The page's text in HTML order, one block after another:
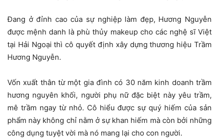
Đang ở đỉnh cao của sự nghiệp làm đẹp, Hương Nguyễn
được mệnh danh là phù thủy makeup cho các nghệ sĩ Việt
tại Hải Ngoại thì cô quyết định xây dựng thương hiệu Trầm
Hương Nguyễn.
Vốn xuất thân từ một gia đình có 30 năm kinh doanh trầm
hương nguyên khối, người phụ nữ đặc biệt này yêu trầm,
mê trầm ngay từ nhỏ. Cô hiểu được sự quý hiếm của sản
phẩm này không chỉ nằm ở sự khan hiếm mà còn bởi những
công dụng tuyệt vời mà nó mang lại cho con người.